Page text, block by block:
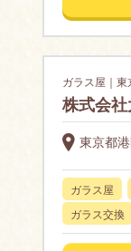
ガラス屋｜
株式会
東京都
ガラス屋
ガラス交換